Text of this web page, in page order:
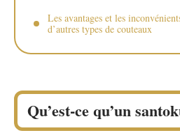
Les avantages et les
d’autres types de couteaux
Qu’est-ce qu’un